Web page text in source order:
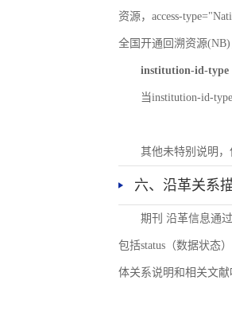
资源，access-
全国开通回溯资源(NB)
institution-id-type
当institution-id-
其他未特别说明
六、沿革关系
期刊 沿革信息通
包括status（数据状态
体关系说明和相关文